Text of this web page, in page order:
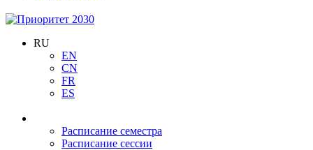
RU
EN
CN
FR
ES
Расписание семестра
Расписание сессии